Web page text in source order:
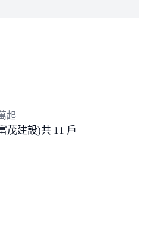
起
茂建設)共 11 戶